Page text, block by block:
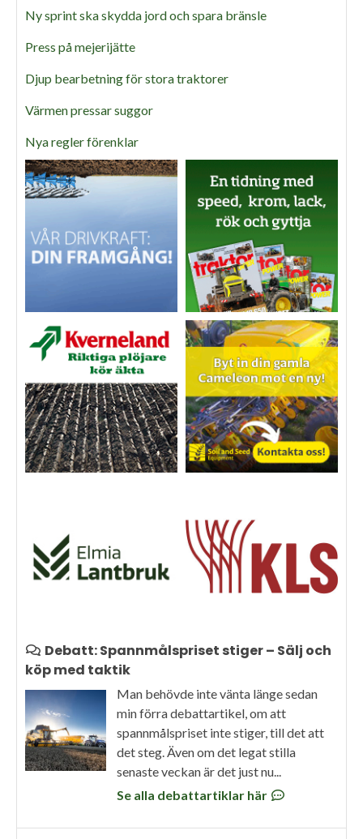
Ny sprint ska skydda jord och spara bränsle
Press på mejerijätte
Djup bearbetning för stora traktorer
Värmen pressar suggor
Nya regler förenklar
Debatt: Spannmålspriset stiger – Sälj och
köp med taktik
Man behövde inte vänta länge sedan
min förra debattartikel, om att
spannmålspriset inte stiger, till det att
det steg. Även om det legat stilla
senaste veckan är det just nu...
Se alla debattartiklar här